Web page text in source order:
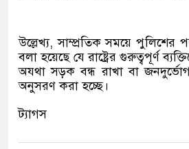
উল্লেখ্য, সাম্প্রতিক সময়ে পুলিশের
বলা হয়েছে যে রাষ্ট্রের গুরুত্বপূর্ণ
অযথা সড়ক বন্ধ রাখা বা
অনুসরণ করা হচ্ছে।
ট্যাগস